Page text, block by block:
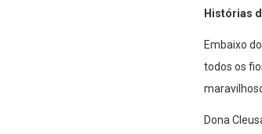
Histórias
Embaixo
todos os
Dona